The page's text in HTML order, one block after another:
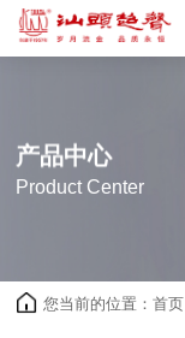
产品中心
Product Center
您当前的位置：首页